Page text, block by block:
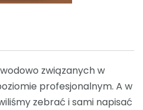
związanych w
profesjonalnym. A w
zebrać i sami napisać